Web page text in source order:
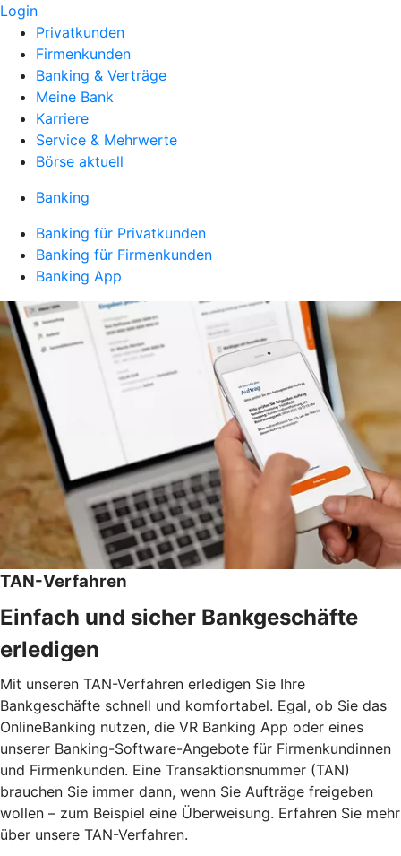
Login
Privatkunden
Firmenkunden
Banking & Verträge
Meine Bank
Karriere
Service & Mehrwerte
Börse aktuell
Banking
Banking für Privatkunden
Banking für Firmenkunden
Banking App
TAN-Verfahren
Einfach und sicher Bankgeschäfte
erledigen
Mit unseren TAN-Verfahren erledigen Sie Ihre
Bankgeschäfte schnell und komfortabel. Egal, ob Sie das
OnlineBanking nutzen, die VR Banking App oder eines
unserer Banking-Software-Angebote für Firmenkundinnen
und Firmenkunden. Eine Transaktionsnummer (TAN)
brauchen Sie immer dann, wenn Sie Aufträge freigeben
wollen – zum Beispiel eine Überweisung. Erfahren Sie mehr
über unsere TAN-Verfahren.